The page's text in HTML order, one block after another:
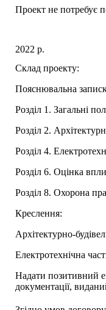
Проект не потребує
2022 р.
Склад проекту:
Пояснювальна
Розділ 1. Загальні
Розділ 2.
Розділ 4.
Розділ 6. Оцінка
Розділ 8. Охорона
Креслення:
Архітектурно-
Електротехнічна
Надати позитивний
документації,